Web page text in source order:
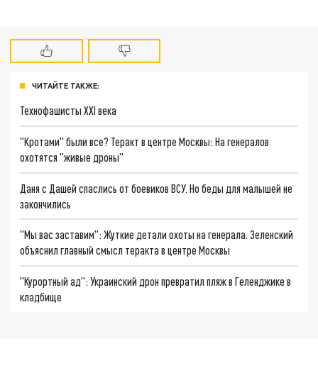
ЧИТАЙТЕ ТАКЖЕ:
Технофашисты XXI века
"Кротами" были все? Теракт в центре Москвы: На генералов
охотятся "живые дроны"
Даня с Дашей спаслись от боевиков ВСУ. Но беды для малышей не
закончились
"Мы вас заставим": Жуткие детали охоты на генерала. Зеленский
объяснил главный смысл теракта в центре Москвы
"Курортный ад": Украинский дрон превратил пляж в Геленджике в
кладбище